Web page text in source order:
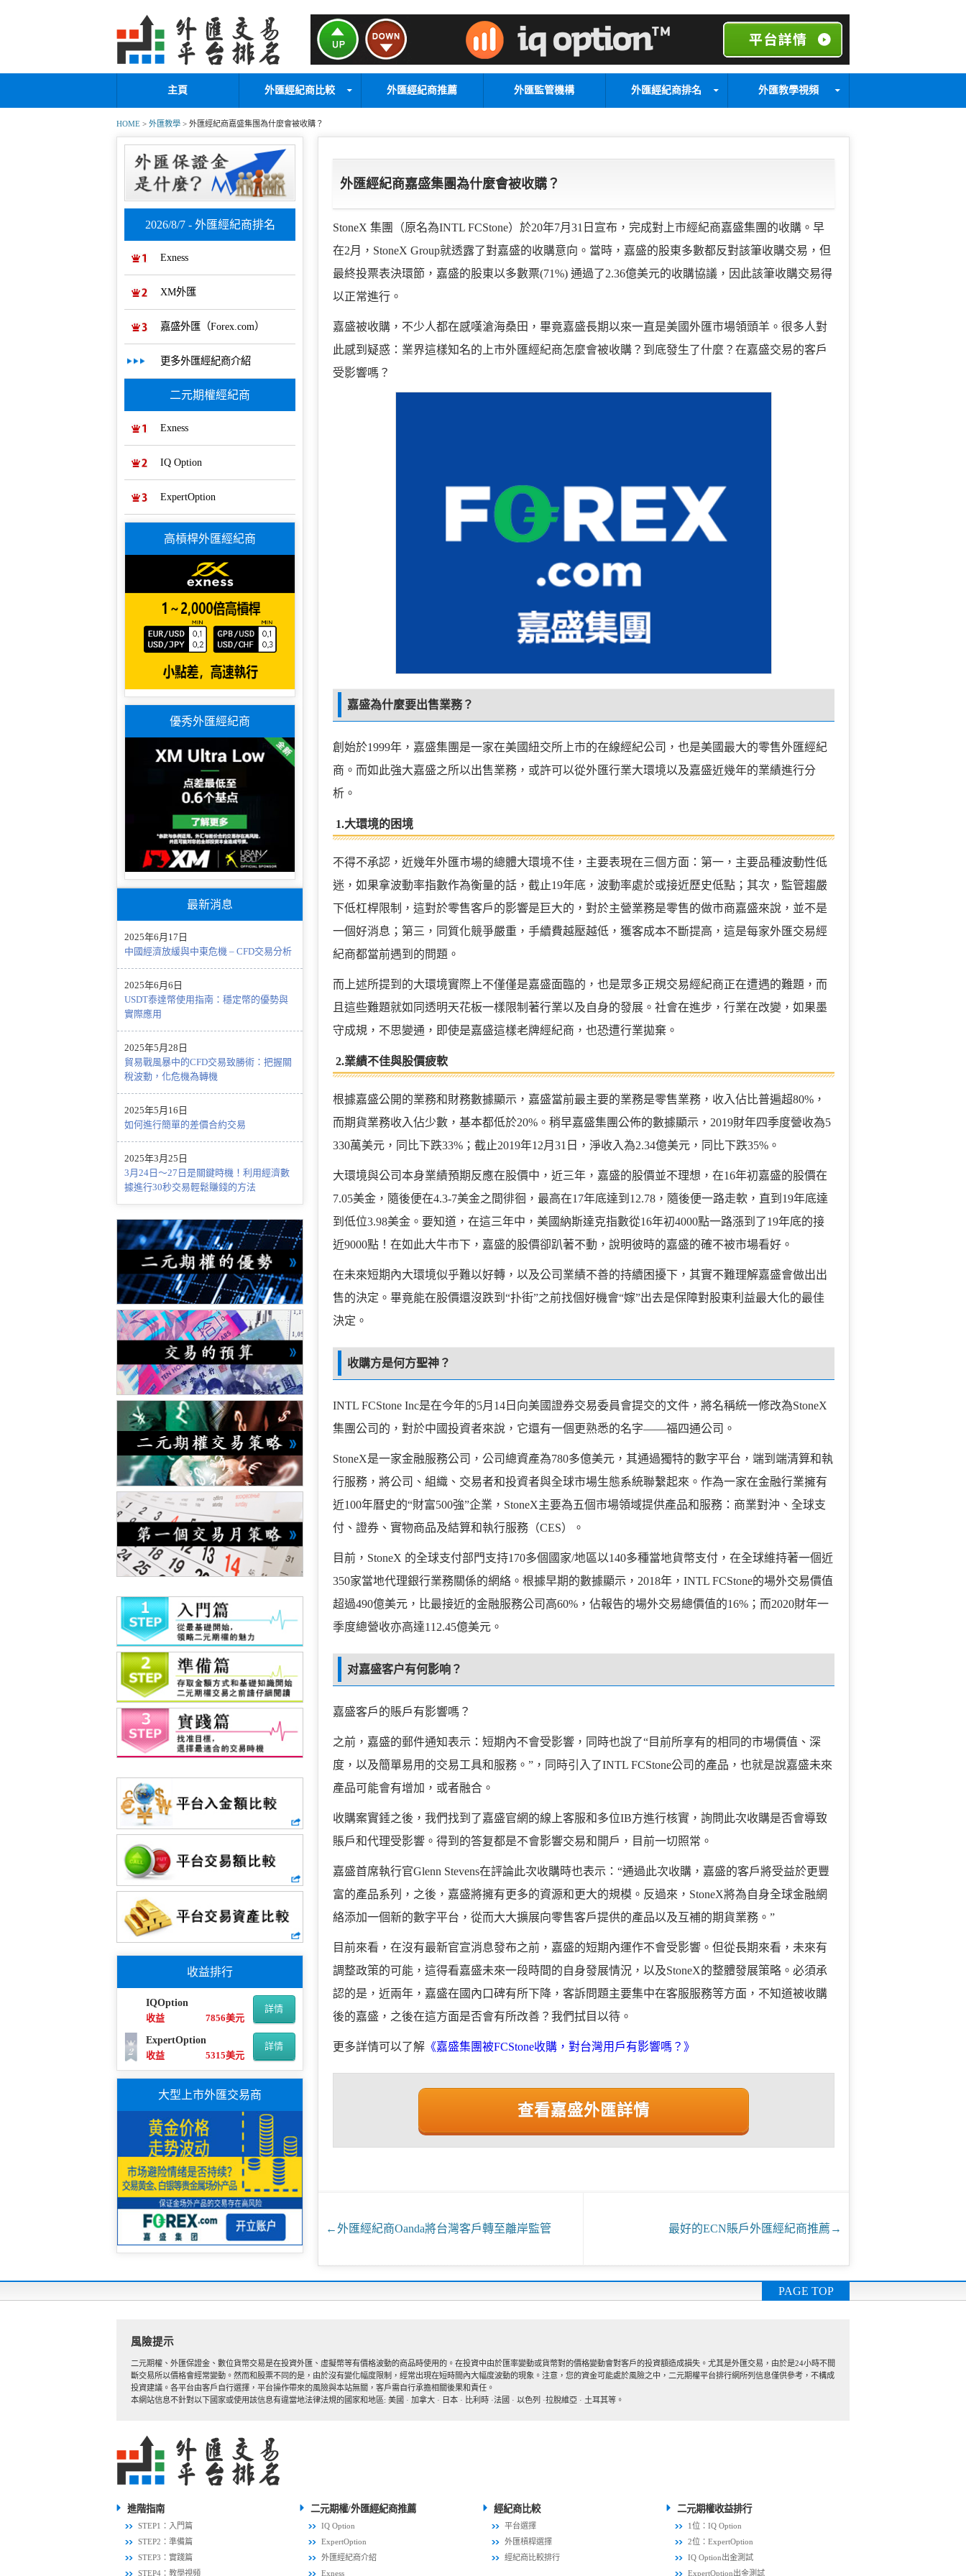
主頁 外匯經紀商比較 外匯經紀商推薦 外匯監管機構 外匯經紀商排名 外匯教學視頻
HOME > 外匯教學 > 外匯經紀商嘉盛集團為什麼會被收購？
外匯經紀商嘉盛集團為什麼會被收購？
StoneX 集團（原名為INTL FCStone）於20年7月31日宣布，完成對上市經紀商嘉盛集團的收購。早
在2月，StoneX Group就透露了對嘉盛的收購意向。當時，嘉盛的股東多數都反對該筆收購交易，但
最終投票表決環節，嘉盛的股東以多數票(71%) 通過了2.36億美元的收購協議，因此該筆收購交易得
以正常進行。
嘉盛被收購，不少人都在感嘆滄海桑田，畢竟嘉盛長期以來一直是美國外匯市場領頭羊。很多人對
此感到疑惑：業界這樣知名的上市外匯經紀商怎麼會被收購？到底發生了什麼？在嘉盛交易的客戶
受影響嗎？
嘉盛為什麼要出售業務？
創始於1999年，嘉盛集團是一家在美國紐交所上市的在線經紀公司，也是美國最大的零售外匯經紀
商。而如此強大嘉盛之所以出售業務，或許可以從外匯行業大環境以及嘉盛近幾年的業績進行分
析。
1.大環境的困境
不得不承認，近幾年外匯市場的總體大環境不佳，主要表現在三個方面：第一，主要品種波動性低
迷，如果拿波動率指數作為衡量的話，截止19年底，波動率處於或接近歷史低點；其次，監管趨嚴
下低杠桿限制，這對於零售客戶的影響是巨大的，對於主營業務是零售的做市商嘉盛來說，並不是
一個好消息；第三，同質化競爭嚴​​重，手續費越壓越低，獲客成本不斷提高，這是每家外匯交易經
紀商都當前遇到的問題。
而上述所提到的大環境實際上不僅僅是嘉盛面臨的，也是眾多正規交易經紀商正在遭遇的難題，而
且這些難題就如同透明天花板一樣限制著行業以及自身的發展。社會在進步，行業在改變，如果墨
守成規，不思變通，即使是嘉盛這樣老牌經紀商，也恐遭行業拋棄。
2.業績不佳與股價疲軟
根據嘉盛公開的業務和財務數據顯示，嘉盛當前最主要的業務是零售業務，收入佔比普遍超80%，
而期貨業務收入佔少數，基本都低於20%。稍早嘉盛集團公佈的數據顯示，2019財年四季度營收為5
330萬美元，同比下跌33%；截止2019年12月31日，淨收入為2.34億美元，同比下跌35%。
大環境與公司本身業績預期反應在股價中，近三年，嘉盛的股價並不理想，在16年初嘉盛的股價在
7.05美金，隨後便在4.3-7美金之間徘徊，最高在17年底達到12.78，隨後便一路走軟，直到19年底達
到低位3.98美金。要知道，在這三年中，美國納斯達克指數從16年初4000點一路漲到了19年底的接
近9000點！在如此大牛市下，嘉盛的股價卻趴著不動，說明彼時的嘉盛的確不被市場看好。
在未來短期內大環境似乎難以好轉，以及公司業績不善的持續困擾下，其實不難理解嘉盛會做出出
售的決定。畢竟能在股價還沒跌到“扑街”之前找個好機會“嫁”出去是保障對股東利益最大化的最佳
決定。
收購方是何方聖神？
INTL FCStone Inc是在今年的5月14日向美國證券交易委員會提交的文件，將名稱統一修改為StoneX
集團公司的，對於中國投資者來說，它還有一個更熟悉的名字——福四通公司。
StoneX是一家金融服務公司，公司總資產為780多億美元，其通過獨特的數字平台，端到端清算和執
行服務，將公司、組織、交易者和投資者與全球市場生態系統聯繫起來。作為一家在金融行業擁有
近100年曆史的“財富500強”企業，StoneX主要為五個市場領域提供產品和服務：商業對沖、全球支
付、證券、實物商品及結算和執行服務（CES）。
目前，StoneX 的全球支付部門支持170多個國家/地區以140多種當地貨幣支付，在全球維持著一個近
350家當地代理銀行業務關係的網絡。根據早期的數據顯示，2018年，INTL FCStone的場外交易價值
超過490億美元，比最接近的金融服務公司高60%，佔報告的場外交易總價值的16%；而2020財年一
季度總營收亦高達112.45億美元。
对嘉盛客户有何影响？
嘉盛客戶的賬戶有影響嗎？
之前，嘉盛的郵件通知表示：短期內不會受影響，同時也說了“目前所享有的相同的市場價值、深
度，以及簡單易用的交易工具和服務。”，同時引入了INTL FCStone公司的產品，也就是說嘉盛未來
產品可能會有增加，或者融合。
收購案實錘之後，我們找到了嘉盛官網的線上客服和多位IB方進行核實，詢問此次收購是否會導致
賬戶和代理受影響。得到的答复都是不會影響交易和開戶，目前一切照常。
嘉盛首席執行官Glenn Stevens在評論此次收購時也表示：“通過此次收購，嘉盛的客戶將受益於更豐
富的產品系列，之後，嘉盛將擁有更多的資源和更大的規模。反過來，StoneX將為自身全球金融網
絡添加一個新的數字平台，從而大大擴展向零售客戶提供的產品以及互補的期貨業務。”
目前來看，在沒有最新官宣消息發布之前，嘉盛的短期內運作不會受影響。但從長期來看，未來有
調整政策的可能，這得看嘉盛未來一段時間的自身發展情況，以及StoneX的整體發展策略。必須承
認的是，近兩年，嘉盛在國內口碑有所下降，客訴問題主要集中在客服服務等方面，不知道被收購
後的嘉盛，之後在這方面是否會有所改善？我們拭目以待。
更多詳情可以了解 《嘉盛集團被FCStone收購，對台灣用戶有影響嗎？》
查看嘉盛外匯詳情
←外匯經紀商Oanda將台灣客戶轉至離岸監管 最好的ECN賬戶外匯經紀商推薦 →
2026/8/7 - 外匯經紀商排名
Exness
XM外匯
嘉盛外匯（Forex.com）
更多外匯經紀商介紹
二元期權經紀商
Exness
IQ Option
ExpertOption
高槓桿外匯經紀商
優秀外匯經紀商
最新消息
2025年6月17日
中國經濟放緩與中東危機 – CFD交易分析
2025年6月6日
USDT泰達幣使用指南：穩定幣的優勢與
實際應用
2025年5月28日
貿易戰風暴中的CFD交易致勝術：把握關
稅波動，化危機為轉機
2025年5月16日
如何進行簡單的差價合約交易
2025年3月25日
3月24日～27日是關鍵時機！利用經濟數
據進行30秒交易輕鬆賺錢的方法
收益排行
IQOption
收益
7856美元
詳情
ExpertOption
收益
5315美元
詳情
大型上市外匯交易商
PAGE TOP
風險提示
二元期權、外匯保證金、數位貨幣交易是在投資外匯、虛擬幣等有價格波動的商品時使用的。在投資中由於匯率變動或貨幣對的價格變動會對客戶的投資額造成損失。尤其是外匯交易，由於是24小時不間
斷交易所以價格會經常變動。然而和股票不同的是，由於沒有變化幅度限制，經常出現在短時間內大幅度波動的現象。注意，您的資金可能處於風險之中，二元期權平台排行網所列信息僅供參考，不構成
投資建議。各平台由客戶自行選擇，平台操作帶來的風險與本站無關，客戶需自行承擔相關後果和責任。
本網站信息不針對以下國家或使用該信息有違當地法律法規的國家和地區: 美國 · 加拿大 · 日本 · 比利時 ·法國 · 以色列 ·拉脫維亞 · 土耳其等。
進階指南
STEP1：入門篇
STEP2：準備篇
STEP3：實踐篇
STEP4：教學視頻
二元期權/外匯經紀商推薦
IQ Option
ExpertOption
外匯經紀商介紹
Exness
經紀商比較
平台選擇
外匯槓桿選擇
經紀商比較排行
二元期權收益排行
1位：IQ Option
2位：ExpertOption
IQ Option出金測試
ExpertOption出金測試